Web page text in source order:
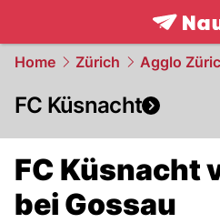
Home Zürich Agglo
FC Küsnacht
FC Küsnacht
bei Gossau